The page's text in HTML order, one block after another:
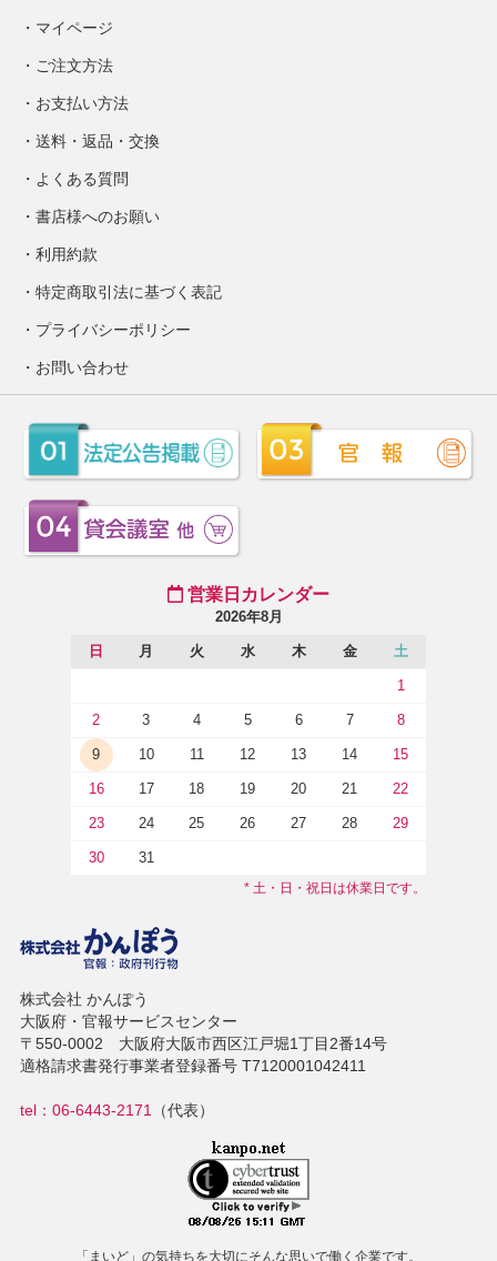
マイページ
ご注文方法
お支払い方法
送料・返品・交換
よくある質問
書店様へのお願い
利用約款
特定商取引法に基づく表記
プライバシーポリシー
お問い合わせ
営業日カレンダー
2026年8月
日 月 火 水 木 金 土
1
2 3 4 5 6 7 8
9 10 11 12 13 14 15
16 17 18 19 20 21 22
23 24 25 26 27 28 29
30 31
* 土・日・祝日は休業日です。
株式会社 かんぽう
大阪府・官報サービスセンター
〒550-0002 大阪府大阪市西区江戸堀1丁目2番14号
適格請求書発行事業者登録番号 T7120001042411
tel：06-6443-2171 （代表）
「まいど」の気持ちを大切にそんな思いで働く企業です。